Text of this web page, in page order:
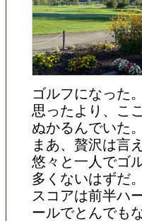
ゴルフになった。
思ったより、こ
ぬかるんでいた。
まあ、贅沢は言
悠々と一人でゴ
多くないはずだ。
スコアは前半ハ
ールでとんでも